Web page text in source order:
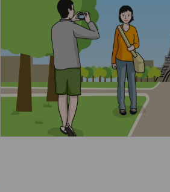
Leer más